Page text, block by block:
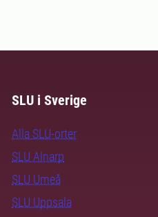
SLU i Sverige
Alla SLU-orter
SLU Alnarp
SLU Umeå
SLU Uppsala